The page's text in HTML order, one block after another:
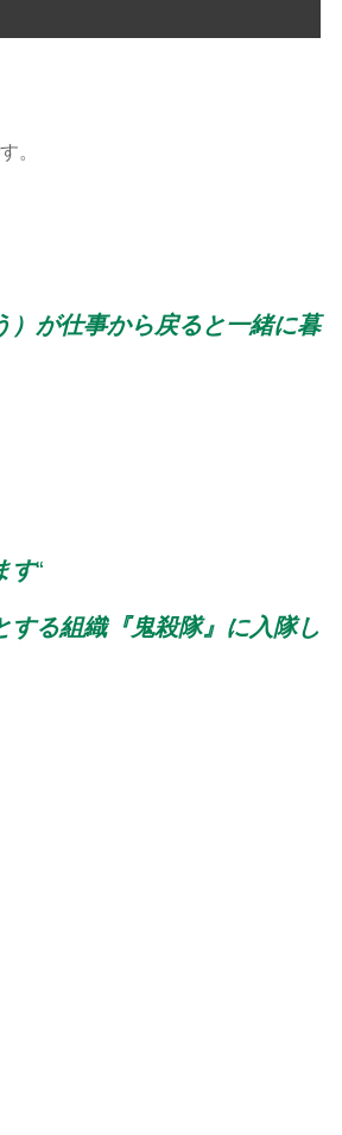
。
）が仕事から戻ると一緒に暮
す“
する組織『鬼殺隊』に入隊し